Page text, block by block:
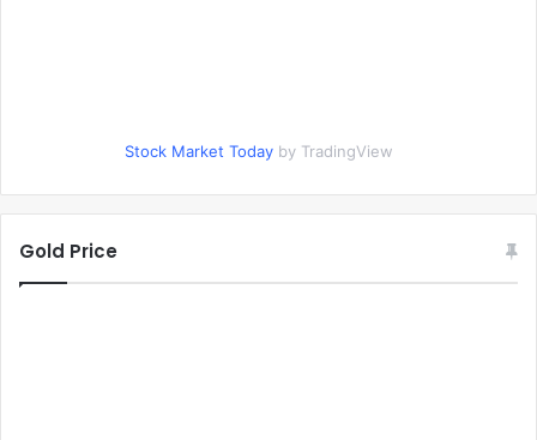
Stock Market Today by TradingView
Gold Price